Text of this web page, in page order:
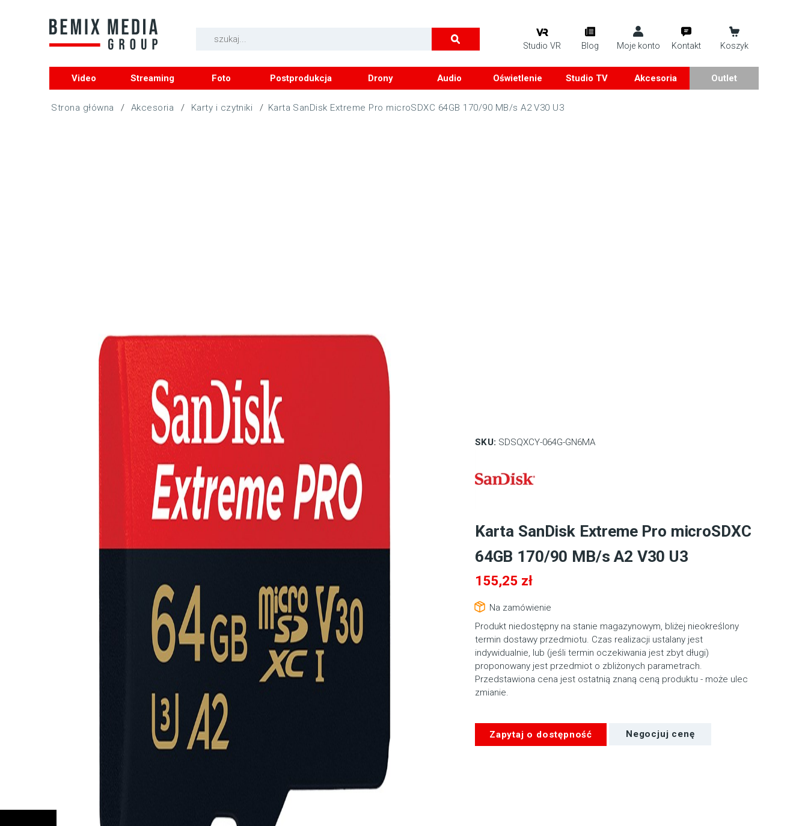
Studio VR Blog Moje konto Kontakt Koszyk
Video Streaming Foto Postprodukcja Drony Audio Oświetlenie Studio TV Akcesoria Outlet
/ Akcesoria / Karty i czytniki / Karta SanDisk Extreme Pro microSDXC 64GB 170/90 MB/s A2 V30 U3
SKU: SDSQXCY-064G-GN6MA
Karta SanDisk Extreme Pro microSDXC
64GB 170/90 MB/s A2 V30 U3
155,25 zł
Na zamówienie
Produkt niedostępny na stanie magazynowym, bliżej nieokreślony
termin dostawy przedmiotu. Czas realizacji ustalany jest
indywidualnie, lub (jeśli termin oczekiwania jest zbyt długi)
proponowany jest przedmiot o zbliżonych parametrach.
Przedstawiona cena jest ostatnią znaną ceną produktu - może ulec
zmianie.
Zapytaj o dostępność Negocjuj cenę